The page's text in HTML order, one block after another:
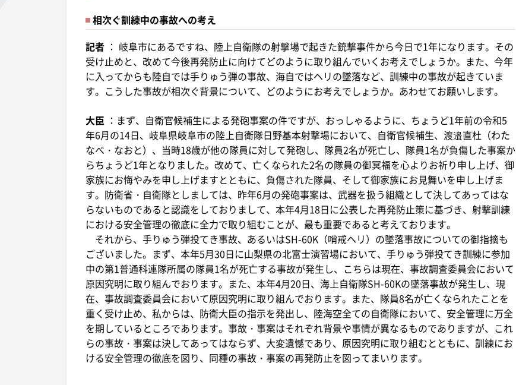
相次ぐ訓練中の事故への考え
記者 ： 岐阜市にあるですね、陸上自衛隊の射撃場で起きた銃撃事件から今日で1年になります。その
受け止めと、改めて今後再発防止に向けてどのように取り組んでいくお考えでしょうか。また、今年
に入ってからも陸自では手りゅう弾の事故、海自ではヘリの墜落など、訓練中の事故が起きていま
す。こうした事故が相次ぐ背景について、どのようにお考えでしょうか。あわせてお願いします。
大臣 ：まず、自衛官候補生による発砲事案の件ですが、おっしゃるように、ちょうど1年前の令和5
年6月の14日、岐阜県岐阜市の陸上自衛隊日野基本射撃場において、自衛官候補生、渡邉直杜（わた
なべ・なおと）、当時18歳が他の隊員に対して発砲し、隊員2名が死亡し、隊員1名が負傷した事案か
らちょうど1年となりました。改めて、亡くなられた2名の隊員の御冥福を心よりお祈り申し上げ、御
家族にお悔やみを申し上げますとともに、負傷された隊員、そして御家族にお見舞いを申し上げま
す。防衛省・自衛隊としましては、昨年6月の発砲事案は、武器を扱う組織として決してあってはな
らないものであると認識をしておりまして、本年4月18日に公表した再発防止策に基づき、射撃訓練
における安全管理の徹底に全力で取り組むことが、最も重要であると考えております。
それから、手りゅう弾投てき事故、あるいはSH-60K（哨戒ヘリ）の墜落事故についての御指摘も
ございました。まず、本年5月30日に山梨県の北富士演習場において、手りゅう弾投てき訓練に参加
中の第1普通科連隊所属の隊員1名が死亡する事故が発生し、こちらは現在、事故調査委員会において
原因究明に取り組んでおります。また、本年4月20日、海上自衛隊SH-60Kの墜落事故が発生し、現
在、事故調査委員会において原因究明に取り組んでおります。また、隊員8名が亡くなられたことを
重く受け止め、私からは、防衛大臣の指示を発出し、陸海空全ての自衛隊において、安全管理に万全
を期しているところであります。事故・事案はそれぞれ背景や事情が異なるものでありますが、これ
らの事故・事案は決してあってはならず、大変遺憾であり、原因究明に取り組むとともに、訓練にお
ける安全管理の徹底を図り、同種の事故・事案の再発防止を図ってまいります。